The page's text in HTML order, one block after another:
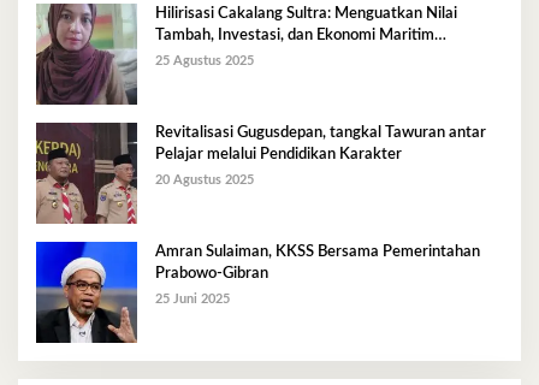
Hilirisasi Cakalang Sultra: Menguatkan Nilai
Tambah, Investasi, dan Ekonomi Maritim
Berkelanjutan
25 Agustus 2025
Revitalisasi Gugusdepan, tangkal Tawuran antar
Pelajar melalui Pendidikan Karakter
20 Agustus 2025
Amran Sulaiman, KKSS Bersama Pemerintahan
Prabowo-Gibran
25 Juni 2025